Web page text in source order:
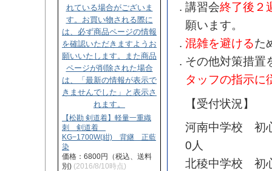
講習会終了後２
願います。
混雑を避けるた
その他対策措置
タッフの指示に
【受付状況】
河南中学校 初
0人
北稜中学校 初
【松勘 剣道着】軽量一重織
刺 剣道着
KG−1700W(紺) 背継 正藍
染
価格：6800円（税込、送料
別) (2016/8/10時点)